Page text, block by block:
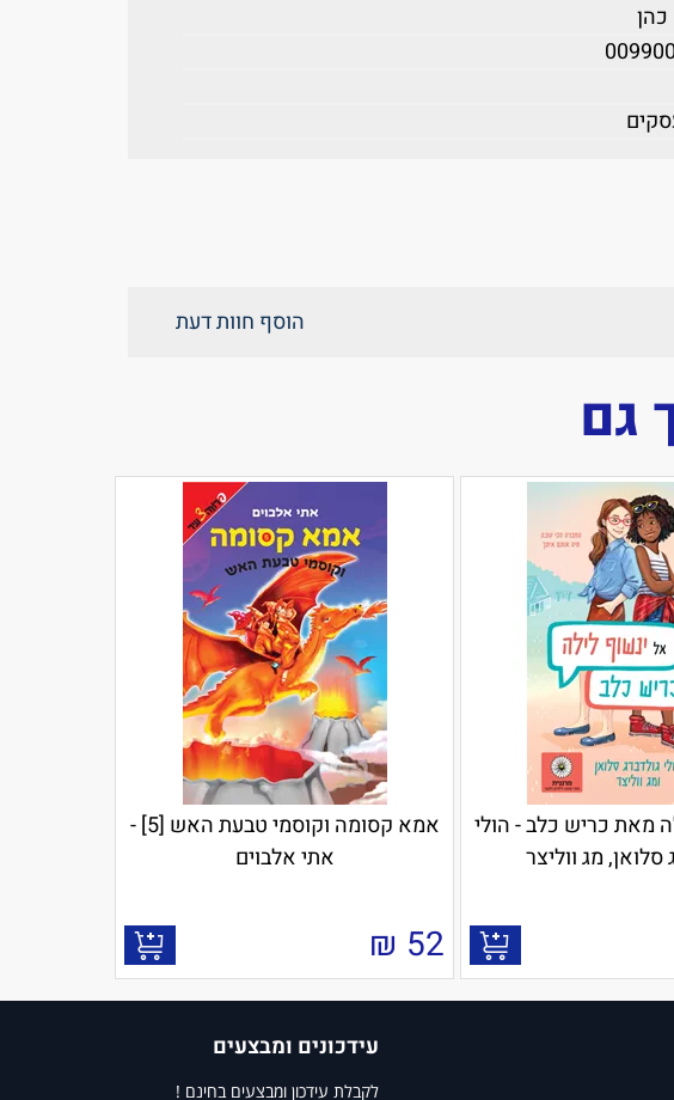
הוסף חוות דעת
גם
מאת כריש כלב - הולי
סלואן, מג ווליצר
אמא קסומה וקוסמי טבעת האש [5] -
אתי אלבוים
52
₪
עידכונים ומבצעים
לקבלת עידכון ומבצעים בחינם !